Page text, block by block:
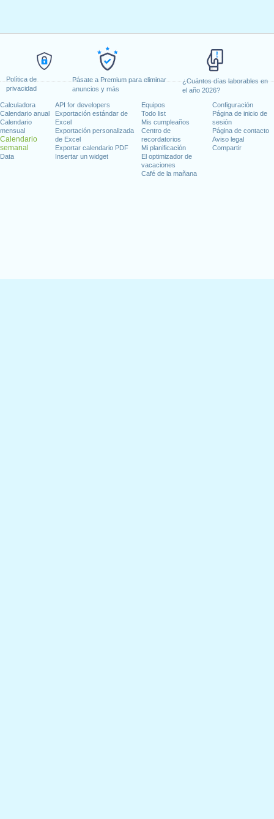
Política de
privacidad
Pásate a Premium para eliminar
anuncios y más
¿Cuántos días laborables en
el año 2026?
Calculadora
Calendario anual
Calendario
mensual
Calendario
semanal
Data
API for developers
Exportación estándar de
Excel
Exportación personalizada
de Excel
Exportar calendario PDF
Insertar un widget
Equipos
Todo list
Mis cumpleaños
Centro de
recordatorios
Mi planificación
El optimizador de
vacaciones
Café de la mañana
Configuración
Página de inicio de
sesión
Página de contacto
Aviso legal
Compartir